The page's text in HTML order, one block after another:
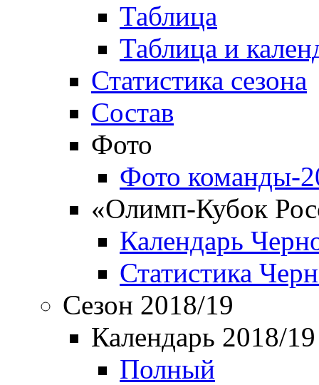
Таблица
Таблица и
Статистика сезона
Состав
Фото
Фото команды-
«Олимп-Кубок
Календарь
Статистика
Сезон 2018/19
Календарь 2018/19
Полный